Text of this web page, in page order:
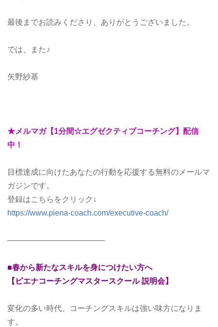
最後までお読みくださり、ありがとうございました。
では、また♪
矢野紗基
★メルマガ【1分間☆エグゼクティブコーチング】配信
中！
目標達成に向けたあなたの行動を応援する無料のメールマ
ガジンです。
登録はこちらをクリック↓
https://www.piena-coach.com/executive-coach/
————————————–
■春から新たなスキルを身につけたい方へ
【ピエナコーチングマスタースクール 説明会】
変化の多い時代、コーチングスキルは強い味方になりま
す。